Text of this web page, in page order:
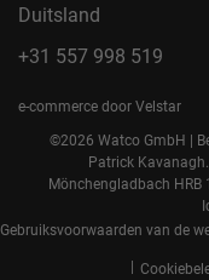
Duitsland
+31 557 998 519
e-commerce door Velstar
©2026 Watco GmbH |
Patrick
Mönchengladbach HRB
Gebruiksvoorwaarden van de